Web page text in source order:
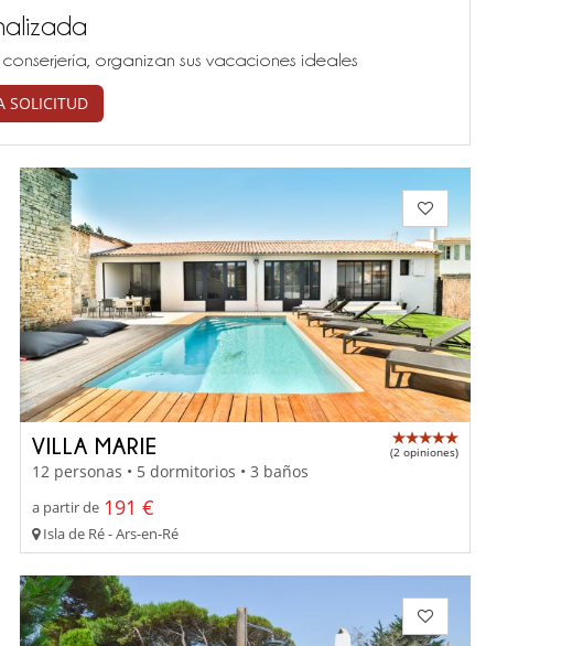
organizan sus vacaciones ideales
SOLICITUD
VILLA MARIE (2 opiniones)
12 personas • 5 dormitorios • 3 baños
a partir de 191 €
Isla de Ré - Ars-en-Ré